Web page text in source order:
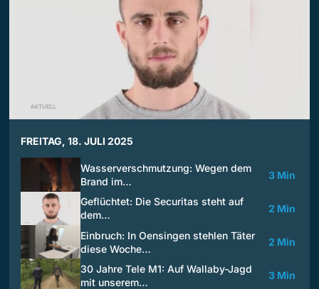
FREITAG, 18. JULI 2025
Wasserverschmutzung: Wegen dem
Brand im…
3 Min
Geflüchtet: Die Securitas steht auf
dem…
2 Min
Einbruch: In Oensingen stehlen Täter
diese Woche…
2 Min
30 Jahre Tele M1: Auf Wallaby-Jagd
mit unserem…
3 Min